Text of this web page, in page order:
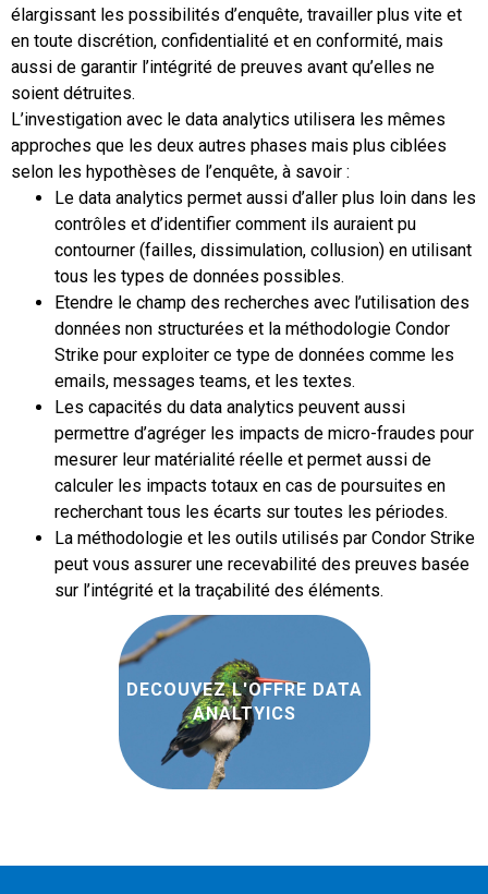
élargissant les possibilités d’enquête, travailler plus vite et
en toute discrétion, confidentialité et en conformité, mais
aussi de garantir l’intégrité de preuves avant qu’elles ne
soient détruites.
L’investigation avec le data analytics utilisera les mêmes
approches que les deux autres phases mais plus ciblées
selon les hypothèses de l’enquête, à savoir :
Le data analytics permet aussi d’aller plus loin dans les
contrôles et d’identifier comment ils auraient pu
contourner (failles, dissimulation, collusion) en utilisant
tous les types de données possibles.
Etendre le champ des recherches avec l’utilisation des
données non structurées et la méthodologie Condor
Strike pour exploiter ce type de données comme les
emails, messages teams, et les textes.
Les capacités du data analytics peuvent aussi
permettre d’agréger les impacts de micro-fraudes pour
mesurer leur matérialité réelle et permet aussi de
calculer les impacts totaux en cas de poursuites en
recherchant tous les écarts sur toutes les périodes.
La méthodologie et les outils utilisés par Condor Strike
peut vous assurer une recevabilité des preuves basée
sur l’intégrité et la traçabilité des éléments.
DECOUVEZ L'OFFRE DATA
ANALTYICS